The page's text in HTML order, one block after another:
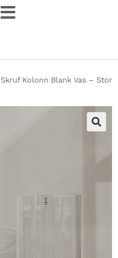
Skruf Kolonn Blank Vas – Stor